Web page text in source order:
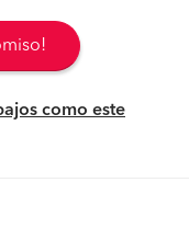
como este